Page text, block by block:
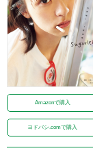
Amazonで購入
ヨドバシ.comで購入